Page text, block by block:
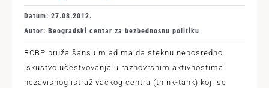
Datum: 27.08.2012.
Autor: Beogradski centar za bezbednosnu politiku
BCBP pruža šansu mladima da steknu neposredno
iskustvo učestvovanja u raznovrsnim aktivnostima
nezavisnog istraživačkog centra (think-tank) koji se